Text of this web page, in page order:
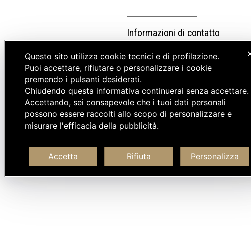
Informazioni di contatto
Questo sito utilizza cookie tecnici e di profilazione.
Puoi accettare, rifiutare o personalizzare i cookie
premendo i pulsanti desiderati.
Chiudendo questa informativa continuerai senza
Accettando, sei consapevole che i tuoi dati personali
possono essere raccolti allo scopo di personalizzare e
misurare l'efficacia della pubblicità.
Accetta Rifiuta Personalizza